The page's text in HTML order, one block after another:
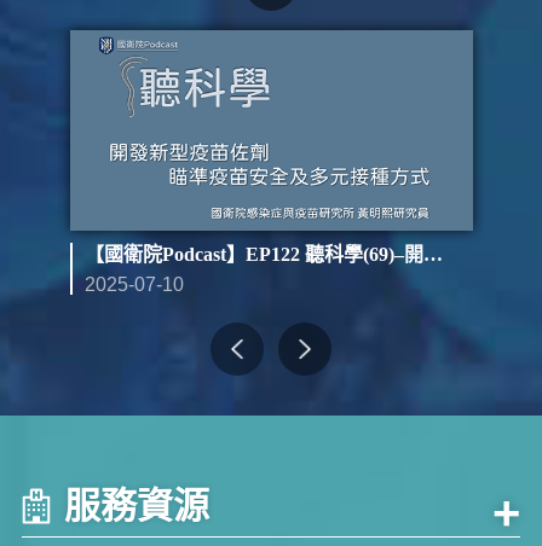
【國衛院Podcast】EP122 聽科學(69)–開發新型疫苗佐劑 瞄準疫苗安全及多元接種方式（上）
2025-07-10
服務資源 +